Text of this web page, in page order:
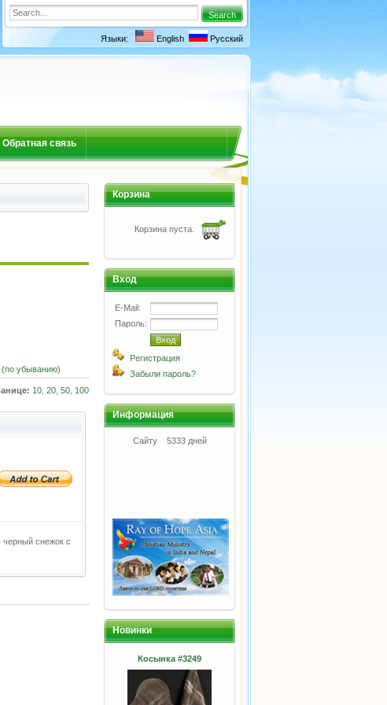
Языки: English Русский
Обратная связь
(по убыванию)
10 20 50 100
черный снежок с
Корзина
Корзина пуста.
Вход
E-Mail:
Пароль:
Регистрация
Забыли пароль?
Информация
Сайту 5333 дней
Новинки
Косынка #3249